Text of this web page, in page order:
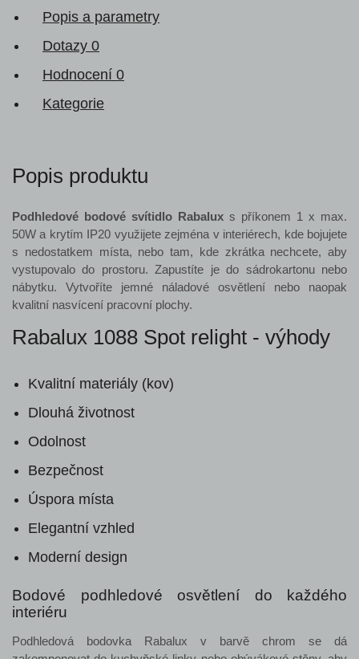
Popis a parametry
Dotazy 0
Hodnocení 0
Kategorie
Popis produktu
Podhledové bodové svítidlo Rabalux s příkonem 1 x max.
50W a krytím IP20 využijete zejména v interiérech, kde bojujete
s nedostatkem místa, nebo tam, kde zkrátka nechcete, aby
vystupovalo do prostoru. Zapustíte je do sádrokartonu nebo
nábytku. Vytvoříte jemné náladové osvětlení nebo naopak
kvalitní nasvícení pracovní plochy.
Rabalux 1088 Spot relight - výhody
Kvalitní materiály (kov)
Dlouhá životnost
Odolnost
Bezpečnost
Úspora místa
Elegantní vzhled
Moderní design
Bodové podhledové osvětlení do každého
interiéru
Podhledová bodovka Rabalux v barvě chrom se dá